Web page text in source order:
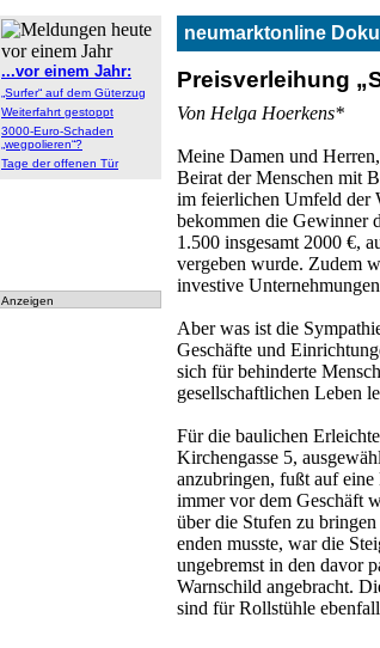
neumarktonline
Preisverleihung
Von Helga Hoerkens*
Meine Damen und
Beirat der Menschen mit
im feierlichen Umfeld der
bekommen die Gewinner
1.500 insgesamt 2000 €,
vergeben wurde. Zudem
investive
Aber was ist die
Geschäfte und
sich für behinderte
gesellschaftlichen Leben
Für die baulichen
Kirchengasse 5,
anzubringen, fußt auf eine
immer vor dem Geschäft
über die Stufen zu
enden musste, war die
ungebremst in den davor
Warnschild angebracht.
sind für Rollstühle
...vor einem Jahr:
„Surfer“ auf dem Güterzug
Weiterfahrt gestoppt
3000-Euro-Schaden
„wegpolieren“?
Tage der offenen Tür
Anzeigen
Wirtschaft
Sport
Online
Kontakt